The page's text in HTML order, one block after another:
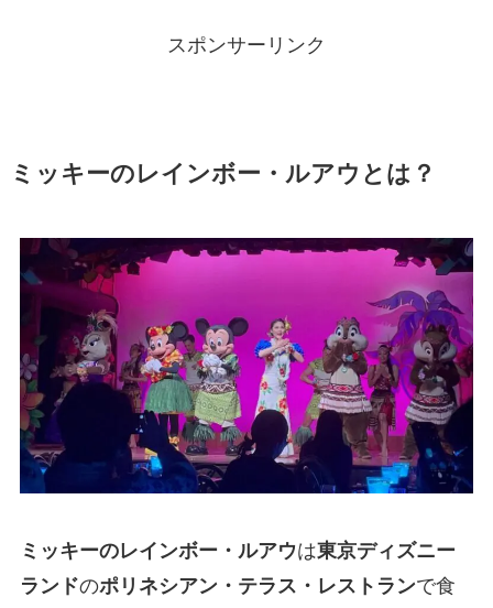
スポンサーリンク
ミッキーのレインボー・ルアウとは？
ミッキーのレインボー・ルアウは東京ディズニー
ランドのポリネシアン・テラス・レストランで食